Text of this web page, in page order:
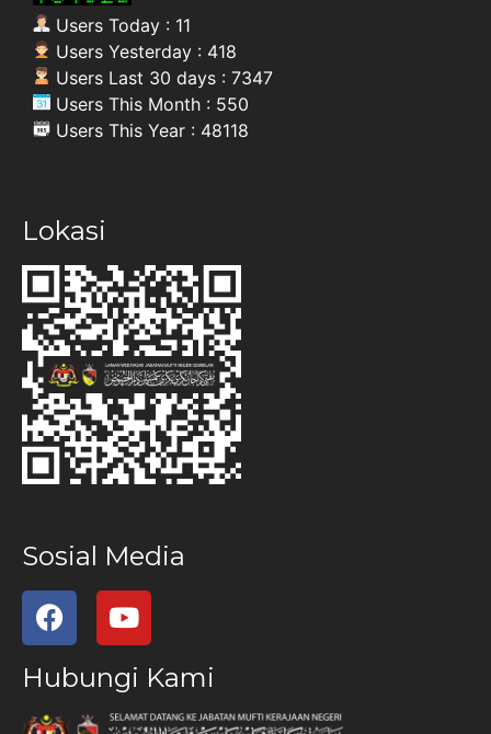
Users Today : 11
Users Yesterday : 418
Users Last 30 days : 7347
Users This Month : 550
Users This Year : 48118
Lokasi
Sosial Media
Hubungi Kami